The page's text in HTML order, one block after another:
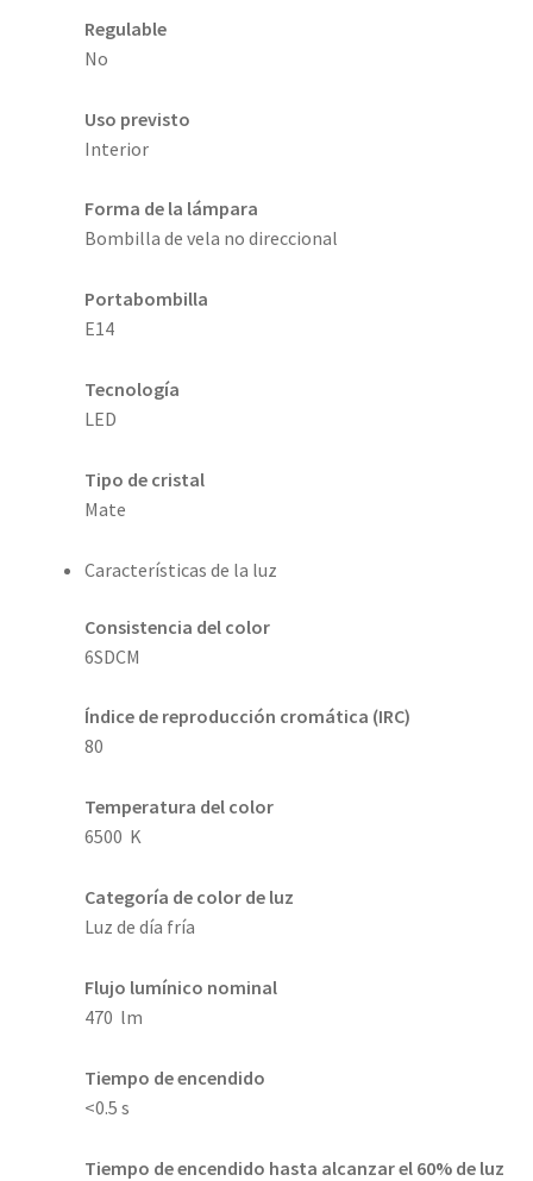
Regulable
No
Uso previsto
Interior
Forma de la lámpara
Bombilla de vela no direccional
Portabombilla
E14
Tecnología
LED
Tipo de cristal
Mate
Características de la luz
Consistencia del color
6SDCM
Índice de reproducción cromática (IRC)
80
Temperatura del color
6500 K
Categoría de color de luz
Luz de día fría
Flujo lumínico nominal
470 lm
Tiempo de encendido
<0.5 s
Tiempo de encendido hasta alcanzar el 60% de luz